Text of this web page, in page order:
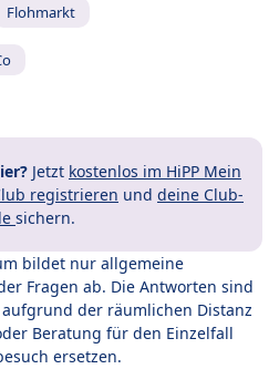
Flohmarkt
Jetzt kostenlos im HiPP Mein
registrieren und deine Club-
sichern.
bildet nur allgemeine
Fragen ab. Die Antworten sind
der räumlichen Distanz
Beratung für den Einzelfall
ersetzen.